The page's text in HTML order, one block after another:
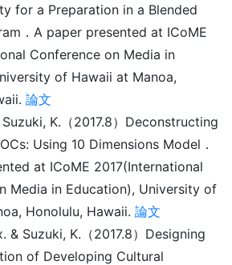
for a Preparation in a Blended
．A paper presented at ICoME
Conference on Media in
of Hawaii at Manoa,
論文
K.（2017.8）Deconstructing
Using 10 Dimensions Model．
at ICoME 2017(International
Media in Education), University of
Honolulu, Hawaii. 論文
& Suzuki, K.（2017.8）Designing
of Developing Cultural